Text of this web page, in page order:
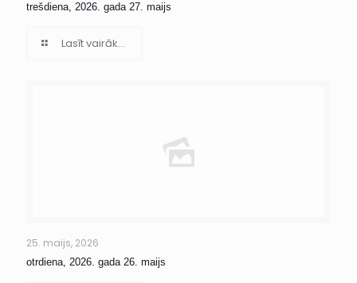
trešdiena, 2026. gada 27. maijs
Lasīt vairāk...
25. maijs, 2026
otrdiena, 2026. gada 26. maijs